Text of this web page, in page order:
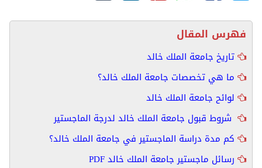
فهرس المقال
تاريخ جامعة الملك خالد
ما هي تخصصات جامعة الملك خالد؟
لوائح جامعة الملك خالد
شروط قبول جامعة الملك خالد لدرجة الماجستير
كم مدة دراسة الماجستير في جامعة الملك خالد؟
رسائل ماجستير جامعة الملك خالد PDF